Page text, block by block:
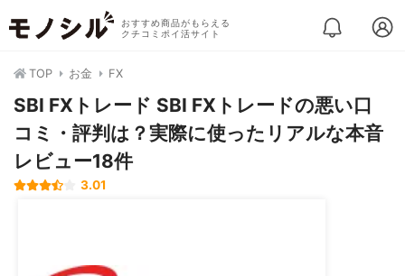
おすすめ商品がもらえる
クチコミポイ活サイト
TOP お金 FX
SBI FXトレード SBI FXトレードの悪い口
コミ・評判は？実際に使ったリアルな本音
レビュー18件
3.01